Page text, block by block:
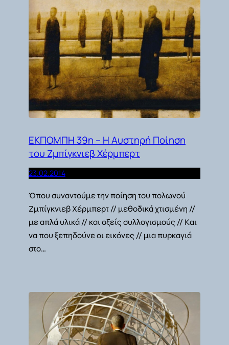
ΕΚΠΟΜΠΗ 39η – Η Αυστηρή Ποίηση
του Ζμπίγκνιεβ Χέρμπερτ
23.02.2014
Όπου συναντούμε την ποίηση του πολωνού
Ζμπίγκνιεβ Χέρμπερτ // μεθοδικά χτισμένη //
με απλά υλικά // και οξείς συλλογισμούς // Και
να που ξεπηδούνε οι εικόνες // μια πυρκαγιά
στο…